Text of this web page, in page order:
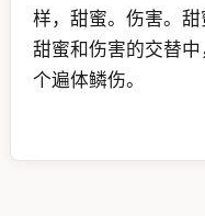
样，甜蜜。伤害。
甜蜜和伤害的交替
个遍体鳞伤。